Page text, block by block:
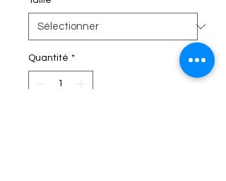
Quantité *